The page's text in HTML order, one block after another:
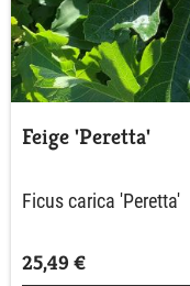
Feige 'Peretta'
Ficus carica 'Peretta'
25,49 €